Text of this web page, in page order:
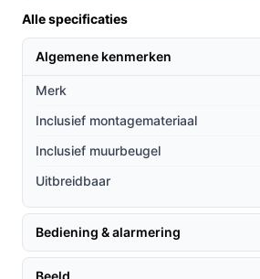
specificaties ‘geen extra functies’ —
functies voor jou essentieel zijn.
Waar let je op bij comfort? —
kijk of die app aansluit bij je
Waar let je op bij
zijn compact en bedoeld voor
glas; ze besparen
Alle specificaties
Algemene kenmerken
Merk
Inclusief montagemateriaal
Inclusief muurbeugel
Uitbreidbaar
Bediening & alarmering
Beeld